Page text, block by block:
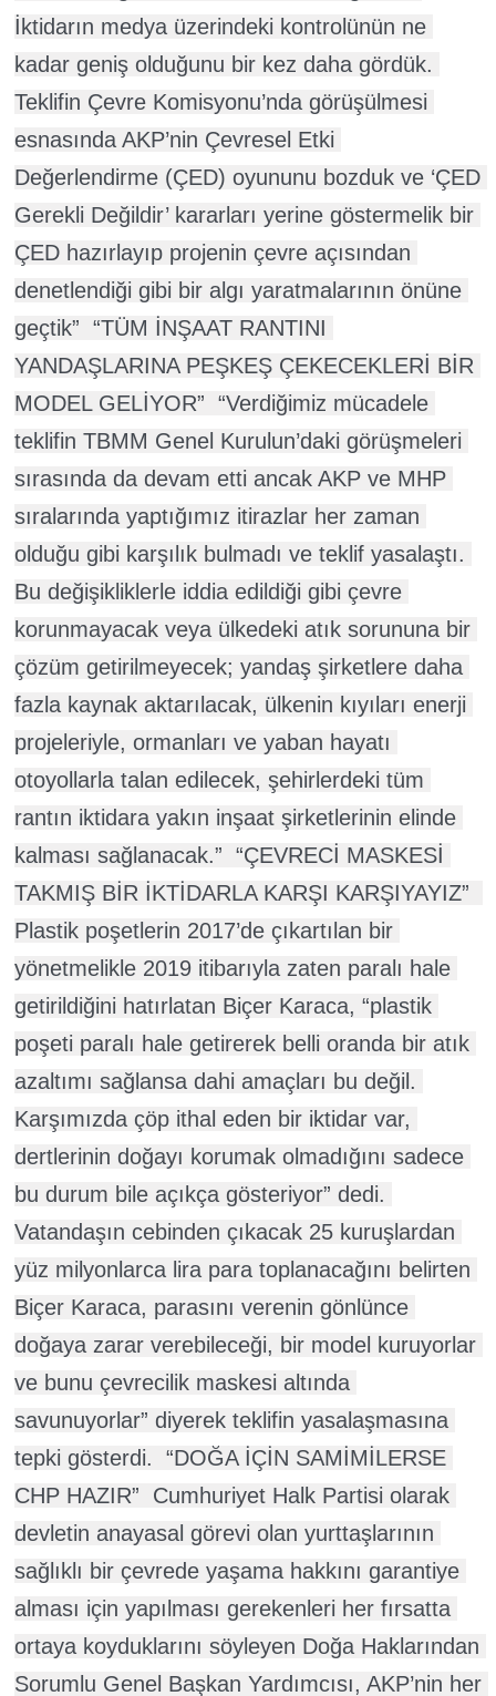
İktidarın medya üzerindeki kontrolünün ne
kadar geniş olduğunu bir kez daha gördük.
Teklifin Çevre Komisyonu’nda görüşülmesi
esnasında AKP’nin Çevresel Etki
Değerlendirme (ÇED) oyununu bozduk ve ‘ÇED
Gerekli Değildir’ kararları yerine göstermelik bir
ÇED hazırlayıp projenin çevre açısından
denetlendiği gibi bir algı yaratmalarının önüne
geçtik”  “TÜM İNŞAAT RANTINI
YANDAŞLARINA PEŞKEŞ ÇEKECEKLERİ BİR
MODEL GELİYOR”  “Verdiğimiz mücadele
teklifin TBMM Genel Kurulun’daki görüşmeleri
sırasında da devam etti ancak AKP ve MHP
sıralarında yaptığımız itirazlar her zaman
olduğu gibi karşılık bulmadı ve teklif yasalaştı.
Bu değişikliklerle iddia edildiği gibi çevre
korunmayacak veya ülkedeki atık sorununa bir
çözüm getirilmeyecek; yandaş şirketlere daha
fazla kaynak aktarılacak, ülkenin kıyıları enerji
projeleriyle, ormanları ve yaban hayatı
otoyollarla talan edilecek, şehirlerdeki tüm
rantın iktidara yakın inşaat şirketlerinin elinde
kalması sağlanacak.”  “ÇEVRECİ MASKESİ
TAKMIŞ BİR İKTİDARLA KARŞI KARŞIYAYIZ”
Plastik poşetlerin 2017’de çıkartılan bir
yönetmelikle 2019 itibarıyla zaten paralı hale
getirildiğini hatırlatan Biçer Karaca, “plastik
poşeti paralı hale getirerek belli oranda bir atık
azaltımı sağlansa dahi amaçları bu değil.
Karşımızda çöp ithal eden bir iktidar var,
dertlerinin doğayı korumak olmadığını sadece
bu durum bile açıkça gösteriyor” dedi.
Vatandaşın cebinden çıkacak 25 kuruşlardan
yüz milyonlarca lira para toplanacağını belirten
Biçer Karaca, parasını verenin gönlünce
doğaya zarar verebileceği, bir model kuruyorlar
ve bunu çevrecilik maskesi altında
savunuyorlar” diyerek teklifin yasalaşmasına
tepki gösterdi.  “DOĞA İÇİN SAMİMİLERSE
CHP HAZIR”  Cumhuriyet Halk Partisi olarak
devletin anayasal görevi olan yurttaşlarının
sağlıklı bir çevrede yaşama hakkını garantiye
alması için yapılması gerekenleri her fırsatta
ortaya koyduklarını söyleyen Doğa Haklarından
Sorumlu Genel Başkan Yardımcısı, AKP’nin her